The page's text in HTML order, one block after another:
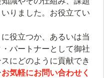
りました。お役立てい
役立つか、あるいは当
パートナーとして御社
にどのように貢献でき
お気軽にお問い合わせく